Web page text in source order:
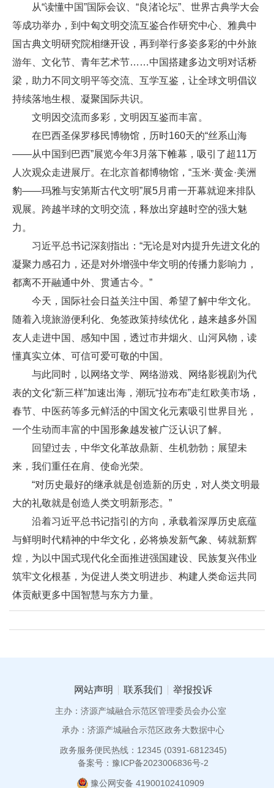
从“读懂中国”国际会议、“良渚论坛”、世界古典学大会
等成功举办，到中匈文明交流互鉴合作研究中心、雅典中
国古典文明研究院相继开设，再到举行多姿多彩的中外旅
游年、文化节、青年艺术节……中国搭建多边文明对话桥
梁，助力不同文明平等交流、互学互鉴，让全球文明倡议
持续落地生根、凝聚国际共识。
文明因交流而多彩，文明因互鉴而丰富。
在巴西圣保罗移民博物馆，历时160天的“丝系山海
——从中国到巴西”展览今年3月落下帷幕，吸引了超11万
人次观众走进展厅。在北京首都博物馆，“玉米·黄金·美洲
豹——玛雅与安第斯古代文明”展5月甫一开幕就迎来排队
观展。跨越半球的文明交流，释放出穿越时空的强大魅
力。
习近平总书记深刻指出：“无论是对内提升先进文化的
凝聚力感召力，还是对外增强中华文明的传播力影响力，
都离不开融通中外、贯通古今。”
今天，国际社会日益关注中国、希望了解中华文化。
随着入境旅游便利化、免签政策持续优化，越来越多外国
友人走进中国、感知中国，透过市井烟火、山河风物，读
懂真实立体、可信可爱可敬的中国。
与此同时，以网络文学、网络游戏、网络影视剧为代
表的文化“新三样”加速出海，潮玩“拉布布”走红欧美市场，
春节、中医药等多元鲜活的中国文化元素吸引世界目光，
一个生动而丰富的中国形象越发被广泛认识了解。
回望过去，中华文化革故鼎新、生机勃勃；展望未
来，我们重任在肩、使命光荣。
“对历史最好的继承就是创造新的历史，对人类文明最
大的礼敬就是创造人类文明新形态。”
沿着习近平总书记指引的方向，承载着深厚历史底蕴
与鲜明时代精神的中华文化，必将焕发新气象、铸就新辉
煌，为以中国式现代化全面推进强国建设、民族复兴伟业
筑牢文化根基，为促进人类文明进步、构建人类命运共同
体贡献更多中国智慧与东方力量。
网站声明 联系我们 举报投诉
主办：济源产城融合示范区管理委员会办公室
承办：济源产城融合示范区政务大数据中心
政务服务便民热线：12345 (0391-6812345)
备案号：豫ICP备2023006836号-2
豫公网安备 41900102410909